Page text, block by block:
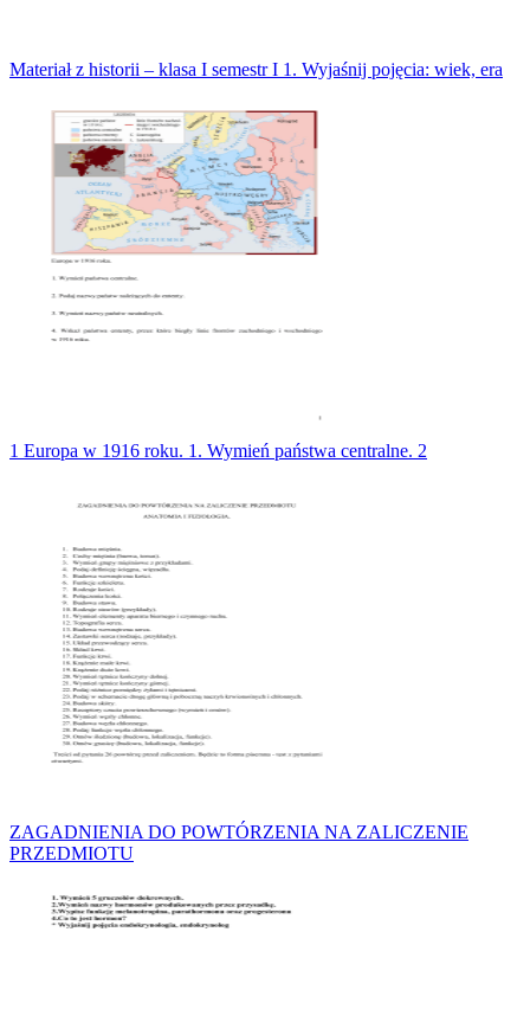
Materiał z historii – klasa I semestr I 1. Wyjaśnij pojęcia: wiek, era
1 Europa w 1916 roku. 1. Wymień państwa centralne. 2
ZAGADNIENIA DO POWTÓRZENIA NA ZALICZENIE
PRZEDMIOTU